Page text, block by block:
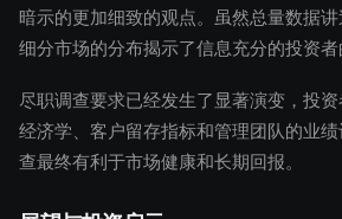
暗示的更加细致的观点。虽然总量数据
细分市场的分布揭示了信息充分的投资者
尽职调查要求已经发生了显著演变，投
经济学、客户留存指标和管理团队的业
查最终有利于市场健康和长期回报。